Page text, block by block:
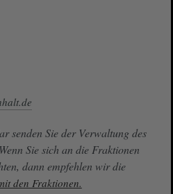
senden Sie der Verwaltung des
Sie sich an die Fraktionen
dann empfehlen wir die
den Fraktionen.